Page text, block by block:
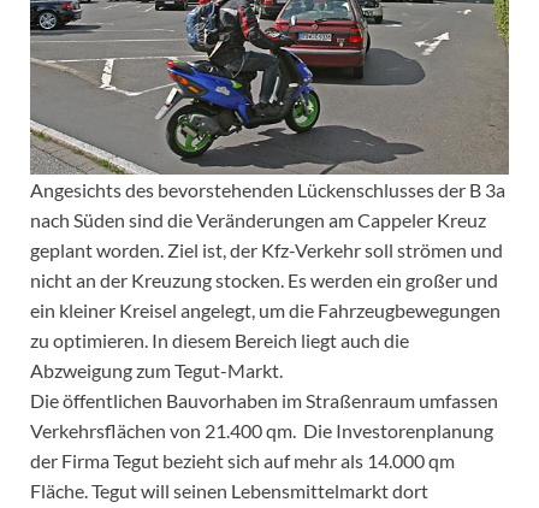
Angesichts des bevorstehenden Lückenschlusses der B 3a
nach Süden sind die Veränderungen am Cappeler Kreuz
geplant worden. Ziel ist, der Kfz-Verkehr soll strömen und
nicht an der Kreuzung stocken. Es werden ein großer und
ein kleiner Kreisel angelegt, um die Fahrzeugbewegungen
zu optimieren. In diesem Bereich liegt auch die
Abzweigung zum Tegut-Markt.
Die öffentlichen Bauvorhaben im Straßenraum umfassen
Verkehrsflächen von 21.400 qm. Die Investorenplanung
der Firma Tegut bezieht sich auf mehr als 14.000 qm
Fläche. Tegut will seinen Lebensmittelmarkt dort